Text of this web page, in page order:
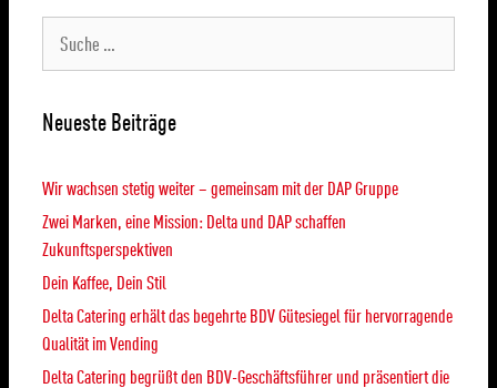
Neueste Beiträge
Wir wachsen stetig weiter – gemeinsam mit der DAP Gruppe
Zwei Marken, eine Mission: Delta und DAP schaffen
Zukunftsperspektiven
Dein Kaffee, Dein Stil
Delta Catering erhält das begehrte BDV Gütesiegel für hervorragende
Qualität im Vending
Delta Catering begrüßt den BDV-Geschäftsführer und präsentiert die